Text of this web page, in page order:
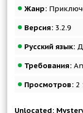
Жанр:
Версия: 3.2.9
Русский язык:
Требования:
Просмотров: 2
Unlocated: